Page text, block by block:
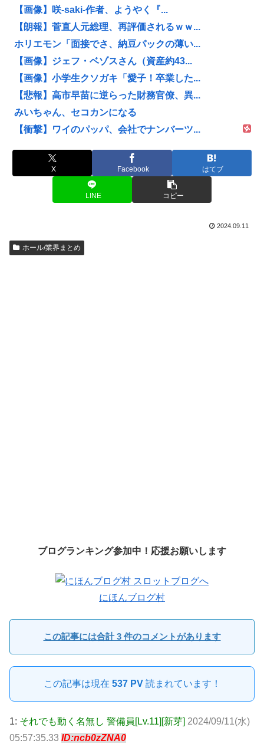
【画像】咲-saki-作者、ようやく『...
【朗報】菅直人元総理、再評価されるｗｗ...
ホリエモン「面接でさ、納豆パックの薄い...
【画像】ジェフ・ベゾスさん（資産約43...
【画像】小学生クソガキ「愛子！卒業した...
【悲報】高市早苗に逆らった財務官僚、異...
みいちゃん、セコカンになる
【衝撃】ワイのパッパ、会社でナンバーツ...
X Facebook はてブ
LINE コピー
2024.09.11
ホール/業界まとめ
ブログランキング参加中！応援お願いします
にほんブログ村
この記事には合計 3 件のコメントがあります
この記事は現在 537 PV読まれています！
1: それでも動く名無し 警備員[Lv.11][新芽] 2024/09/11(水)
05:57:35.33 ID:ncb0zZNA0